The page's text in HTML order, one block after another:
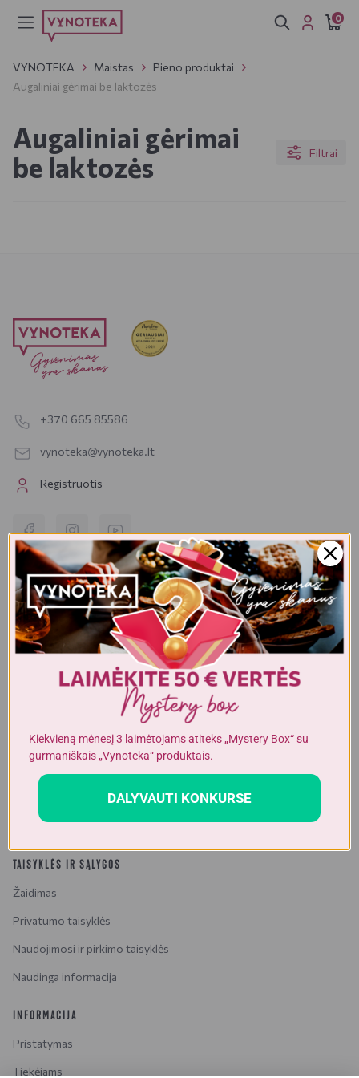
0
VYNOTEKA Maistas
Pieno produktai
Augaliniai gėrimai be laktozės
Augaliniai gėrimai
be laktozės
Filtrai
+370 665 85586
vynoteka@vynoteka.lt
Registruotis
VYNOTEKA
Apie mus
Parduotuvės
Kontaktai
Sąskaitos
Jūsų šventėms – mūsų produktai ir patarimai
Pasiūlymai įmonėms ir HoReCa
TAISYKLĖS IR SĄLYGOS
Žaidimas
Privatumo taisyklės
Naudojimosi ir pirkimo taisyklės
Naudinga informacija
INFORMACIJA
Pristatymas
Tiekėjams
Kiekvieną mėnesį 3 laimėtojams atiteks „Mystery Box“ su
gurmaniškais „Vynoteka“ produktais.
DALYVAUTI KONKURSE